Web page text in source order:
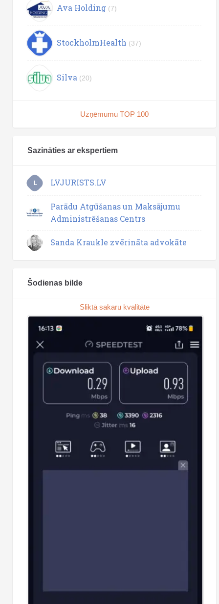
Ava Holding (7)
StockholmHealth (37)
Silva (20)
Uzņēmumu TOP 100
Sazināties ar ekspertiem
L LVJURISTS.LV
Parādu Atgūšanas un Maksājumu
Administrēšanas Centrs
Sanda Kraukle zvērināta advokāte
Šodienas bilde
Sliktā sakaru kvalitāte